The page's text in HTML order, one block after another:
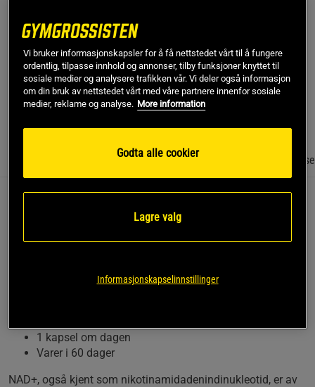
NAD-Kompleks 60 kapsler er et kosttilskudd fra Upgrit. Med
en kombinasjon av NAD, resveratrol og taurin.
Les mer
Anmeldelser Næringsinformasjon &
nikotinamidribosidklorid, som i kroppen er en forløper
til NAD+ som finnes i alle våre celler. Dette er her
1 kapsel om dagen
Varer i 60 dager
NAD+, også kjent som nikotinamidadenindinukleotid, er av
Vi bruker informasjonskapsler for å få nettstedet vårt til å fungere
ordentlig, tilpasse innhold og annonser, tilby funksjoner knyttet til
sosiale medier og analysere trafikken vår. Vi deler også informasjon
om din bruk av nettstedet vårt med våre partnere innenfor sosiale
medier, reklame og analyse. More information
Godta alle cookier
Lagre valg
Informasjonskapselinnstillinger